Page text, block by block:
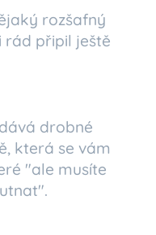
rozšafný
rád připil ještě
drobné
která se vám
"ale musíte